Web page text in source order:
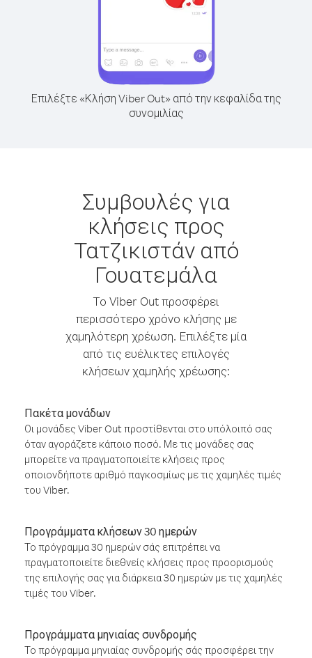
Επιλέξτε «Κλήση Viber Out» από την κεφαλίδα της
συνομιλίας
Συμβουλές για
κλήσεις προς
Τατζικιστάν από
Γουατεμάλα
Το Viber Out προσφέρει
περισσότερο χρόνο κλήσης με
χαμηλότερη χρέωση. Επιλέξτε μία
από τις ευέλικτες επιλογές
κλήσεων χαμηλής χρέωσης:
Πακέτα μονάδων
Οι μονάδες Viber Out προστίθενται στο υπόλοιπό σας
όταν αγοράζετε κάποιο ποσό. Με τις μονάδες σας
μπορείτε να πραγματοποιείτε κλήσεις προς
οποιονδήποτε αριθμό παγκοσμίως με τις χαμηλές τιμές
του Viber.
Προγράμματα κλήσεων 30 ημερών
Το πρόγραμμα 30 ημερών σάς επιτρέπει να
πραγματοποιείτε διεθνείς κλήσεις προς προορισμούς
της επιλογής σας για διάρκεια 30 ημερών με τις χαμηλές
τιμές του Viber.
Προγράμματα μηνιαίας συνδρομής
Το πρόγραμμα μηνιαίας συνδρομής σάς προσφέρει την